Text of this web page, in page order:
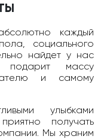
каждый
социального
найдет у нас
подарит массу
и самому
улыбками
получать
Мы храним